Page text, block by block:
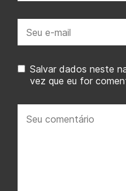
mail:
Salvar dados neste
vez que eu for
comentário: